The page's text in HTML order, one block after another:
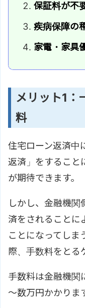
保証料が不
疾病保障の
家電・家具
メリット1：
料
住宅ローン返済中
返済」をすること
が期待できます。
しかし、金融機関
済をされることに
ことになってしま
際、手数料をとる
手数料は金融機関
～数万円かかりま